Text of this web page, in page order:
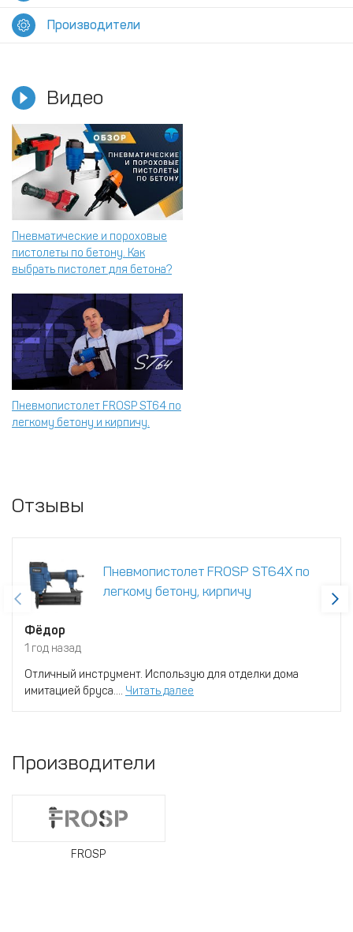
Производители
Видео
Пневматические и пороховые
пистолеты по бетону. Как
выбрать пистолет для бетона?
Пневмопистолет FROSP ST64 по
легкому бетону и кирпичу.
Отзывы
Пневмопистолет FROSP ST64X по
легкому бетону, кирпичу
Фёдор
1 год назад
Отличный инструмент. Использую для отделки дома
имитацией бруса.... Читать далее
Производители
FROSP